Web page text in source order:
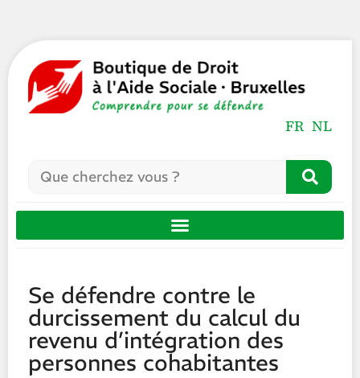
FR NL
Se défendre contre le
durcissement du calcul du
revenu d’intégration des
personnes cohabitantes